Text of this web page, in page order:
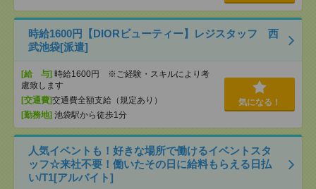
時給1600円【DIORビューティー】レジスタッフ 西
武池袋[派遣]
[給 与] 時給1600円 ※ご経験・スキルにより考
慮致します
[交通費]交通費全額支給（規定あり）
[勤務地] 池袋駅から徒歩1分
気になる！
人気イベントも！好きな場所で働けるイベントスタ
ッフ☆来社不要！働いたその日に給料もらえる日払
い/T1[アルバイト]